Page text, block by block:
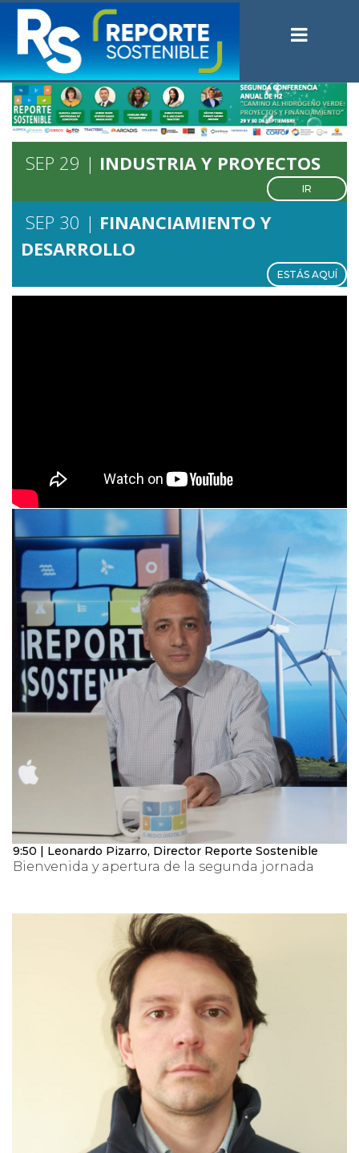
SEP 29 | INDUSTRIA Y PROYECTOS
IR
SEP 30 | FINANCIAMIENTO Y
DESARROLLO
ESTÁS AQUÍ
9:50 | Leonardo Pizarro, Director Reporte Sostenible
Bienvenida y apertura de la segunda jornada